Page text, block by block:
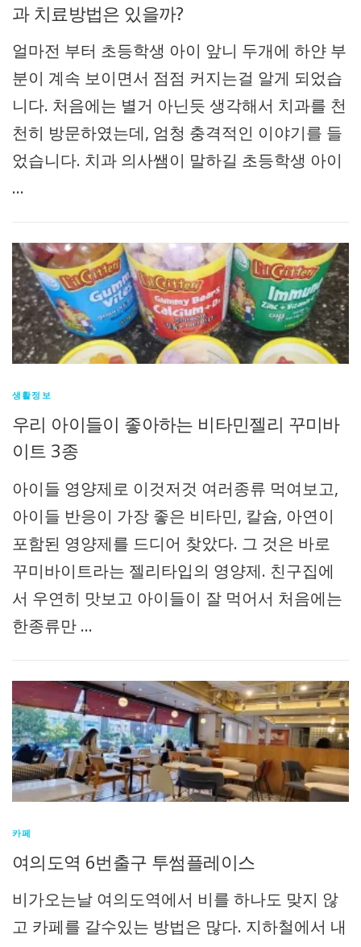
과 치료방법은 있을까?
얼마전 부터 초등학생 아이 앞니 두개에 하얀 부
분이 계속 보이면서 점점 커지는걸 알게 되었습
니다. 처음에는 별거 아닌듯 생각해서 치과를 천
천히 방문하였는데, 엄청 충격적인 이야기를 들
었습니다. 치과 의사쌤이 말하길 초등학생 아이
…
생활정보
우리 아이들이 좋아하는 비타민젤리 꾸미바
이트 3종
아이들 영양제로 이것저것 여러종류 먹여보고,
아이들 반응이 가장 좋은 비타민, 칼슘, 아연이
포함된 영양제를 드디어 찾았다. 그 것은 바로
꾸미바이트라는 젤리타입의 영양제. 친구집에
서 우연히 맛보고 아이들이 잘 먹어서 처음에는
한종류만 …
카페
여의도역 6번출구 투썸플레이스
비가오는날 여의도역에서 비를 하나도 맞지 않
고 카페를 갈수있는 방법은 많다. 지하철에서 내